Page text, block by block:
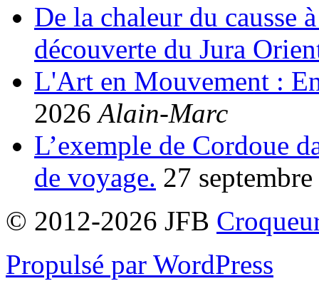
De la chaleur du causse
découverte du Jura
L'Art en Mouvement :
2026 Alain-Marc
L’exemple de Cordoue
de voyage. 27
© 2012-2026 JFB
Propulsé par WordPress